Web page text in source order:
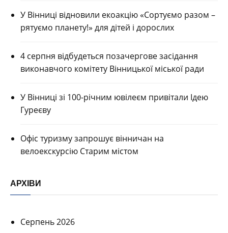
У Вінниці відновили екоакцію «Сортуємо разом –
рятуємо планету!» для дітей і дорослих
4 серпня відбудеться позачергове засідання
виконавчого комітету Вінницької міської ради
У Вінниці зі 100-річним ювілеєм привітали Ідею
Гуреєву
Офіс туризму запрошує вінничан на
велоекскурсію Старим містом
АРХІВИ
Серпень 2026